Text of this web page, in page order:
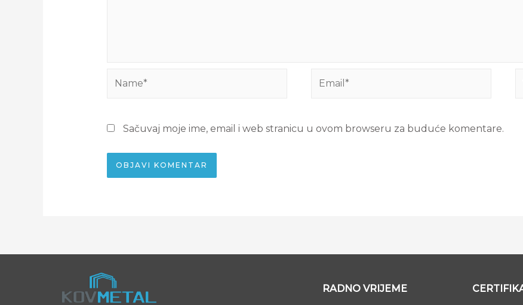
Sačuvaj moje ime, email i web stranicu u ovom browseru za buduće komentare.
RADNO VRIJEME